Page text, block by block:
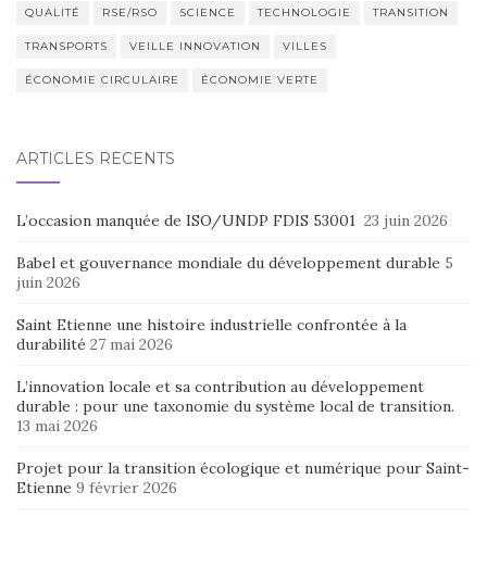
QUALITÉ RSE/RSO SCIENCE TECHNOLOGIE TRANSITION
TRANSPORTS VEILLE INNOVATION VILLES
ÉCONOMIE CIRCULAIRE ÉCONOMIE VERTE
ARTICLES RÉCENTS
L’occasion manquée de ISO/UNDP FDIS 53001 23 juin 2026
Babel et gouvernance mondiale du développement durable 5
juin 2026
Saint Etienne une histoire industrielle confrontée à la
durabilité 27 mai 2026
L’innovation locale et sa contribution au développement
durable : pour une taxonomie du système local de transition.
13 mai 2026
Projet pour la transition écologique et numérique pour Saint-
Etienne 9 février 2026